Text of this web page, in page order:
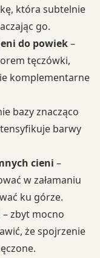
która subtelnie
go.
do powiek–
tęczówki,
komplementarne
bazy znacząco
barwy
cieni –
w załamaniu
ku górze.
– zbyt mocno
że spojrzenie